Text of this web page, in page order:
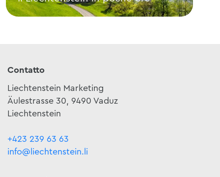
Il Liechtenstein in poche ore
Contatto
Liechtenstein Marketing
Äulestrasse 30, 9490 Vaduz
Liechtenstein
+423 239 63 63
info@liechtenstein.li